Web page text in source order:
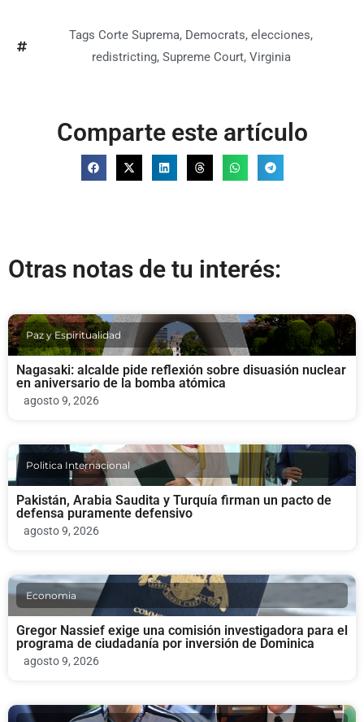
Tags Corte Suprema, Democrats, elecciones,
redistricting, Supreme Court, Virginia
Comparte este artículo
Otras notas de tu interés:
Paz y Espiritualidad
Nagasaki: alcalde pide reflexión sobre disuasión nuclear
en aniversario de la bomba atómica
agosto 9, 2026
Politica Internacional
Pakistán, Arabia Saudita y Turquía firman un pacto de
defensa puramente defensivo
agosto 9, 2026
Economia
Gregor Nassief exige una comisión investigadora para el
programa de ciudadanía por inversión de Dominica
agosto 9, 2026